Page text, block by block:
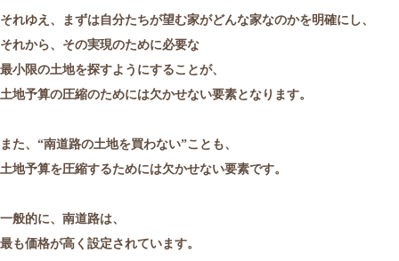
それゆえ、まずは自分たちが望む家がどんな家なのかを明確にし、
それから、その実現のために必要な
最小限の土地を探すようにすることが、
土地予算の圧縮のためには欠かせない要素となります。
また、“南道路の土地を買わない”ことも、
土地予算を圧縮するためには欠かせない要素です。
一般的に、南道路は、
最も価格が高く設定されています。